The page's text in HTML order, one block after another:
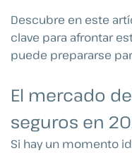
Descubre en este
clave para afrontar
puede prepararse
El mercado
seguros en
Si hay un momento